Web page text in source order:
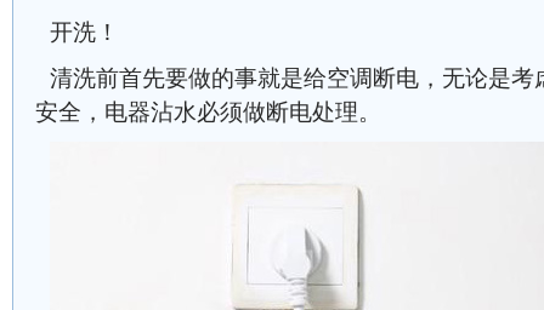
开洗！
清洗前首先要做的事就是给空调断电，无论是
安全，电器沾水必须做断电处理。